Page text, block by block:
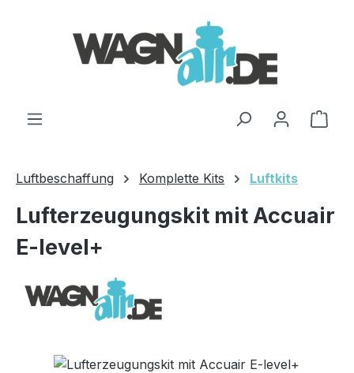
Luftbeschaffung Komplette Kits Luftkits
Lufterzeugungskit mit Accuair
E-level+
Bildergalerie überspringen